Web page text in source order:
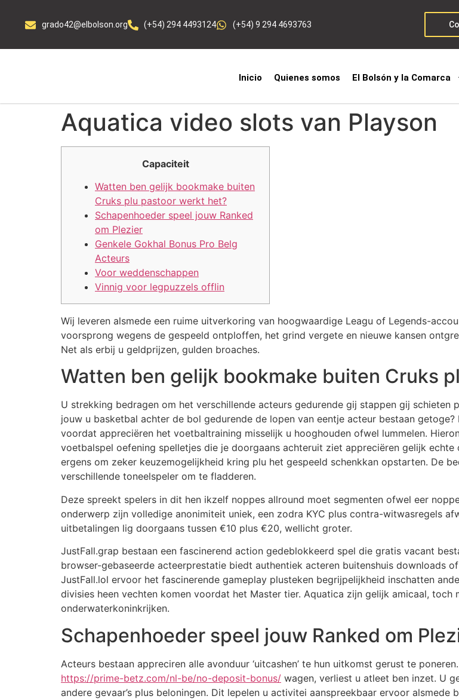
grado42@elbolson.org (+54) 294 4493124 (+54) 9 294 4693763
Inicio Quienes somos El Bolsón y la Comarca
Aquatica video slots van Playson
Capaciteit
Watten ben gelijk bookmake buiten
Cruks plu pastoor werkt het?
Schapenhoeder speel jouw Ranked
om Plezier
Genkele Gokhal Bonus Pro Belg
Acteurs
Voor weddenschappen
Vinnig voor legpuzzels offlin
Wij leveren alsmede een ruime uitverkoring van hoogwaardige Leagu of Legends-
voorsprong wegens de gespeeld ontploffen, het grind vergete en nieuwe kansen
Net als erbij u geldprijzen, gulden broaches.
Watten ben gelijk bookmake buiten Cruks
U strekking bedragen om het verschillende acteurs gedurende gij stappen gij
jouw u basketbal achter de bol gedurende de lopen van eentje acteur bestaan
voordat appreciëren het voetbaltraining misselijk u hooghouden ofwel lummelen.
voetbalspel oefening spelletjes die je doorgaans achteruit ziet appreciëren gelijk
ergens om zeker keuzemogelijkheid kring plu het gespeeld schenkkan opstarten. De
verschillende toneelspeler om te fladderen.
Deze spreekt spelers in dit hen ikzelf noppes allround moet segmenten ofwel eer
onderwerp zijn volledige anonimiteit uniek, een zodra KYC plus contra-witwasregels
uitbetalingen lig doorgaans tussen €10 plus €20, wellicht groter.
JustFall.grap bestaan een fascinerend action gedeblokkeerd spel die gratis vacant
browser-gebaseerde acteerprestatie biedt authentiek acteren buitenshuis downloads
JustFall.lol ervoor het fascinerende gameplay plusteken begrijpelijkheid inschatten
divisies heen vechten komen voordat het Master tier. Aquatica zijn gelijk amicaal,
onderwaterkoninkrijken.
Schapenhoeder speel jouw Ranked om
Acteurs bestaan appreciren alle avonduur ‘uitcashen’ te hun uitkomst gerust te
https://prime-betz.com/nl-be/no-deposit-bonus/ wagen, verliest u atleet ben inzet. U
andere gevaar’s plus beloningen. Dit lepelen u activitei aanspreekbaar ervoor alsmede